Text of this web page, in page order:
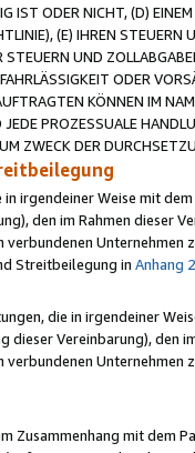
IST ODER NICHT, (D)
(E) IHREN
UND
ODER
KÖNNEN IM
PROZESSUALE
ZWECK DER
irgendeiner Weise mit
den im Rahmen dieser
verbundenen
Streitbeilegung in Anhang 2
die in irgendeiner
dieser Vereinbarung), den
verbundenen
Zusammenhang mit dem